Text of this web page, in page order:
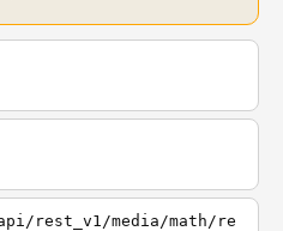
rest_v1/media/math/re